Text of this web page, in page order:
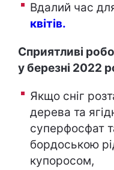
Вдалий час
квітів.
Сприятливі
у березні 2022
Якщо сніг
дерева та
суперфосфат
бордоською
купоросом,